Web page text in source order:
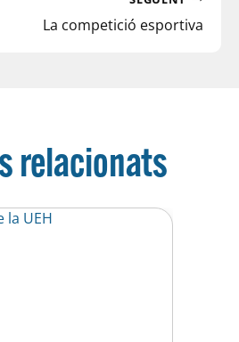
La competició esportiva
relacionats